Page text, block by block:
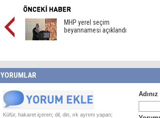
MHP yerel seçim
beyannamesi açıklandı
YORUMLAR
Küfür, hakaret içeren; dil, din, ırk ayrımı yapan;